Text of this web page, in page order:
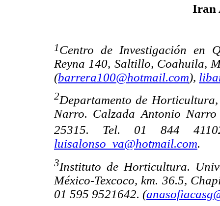
Iran
1Centro de Investigación en
Reyna 140, Saltillo, Coahuila,
(barrera100@hotmail.com),
2Departamento de
Narro. Calzada Antonio
25315. Tel. 01 844
luisalonso_va@hotmail.com.
3Instituto de Horticultura.
México-Texcoco, km. 36.5,
01 595 9521642. (